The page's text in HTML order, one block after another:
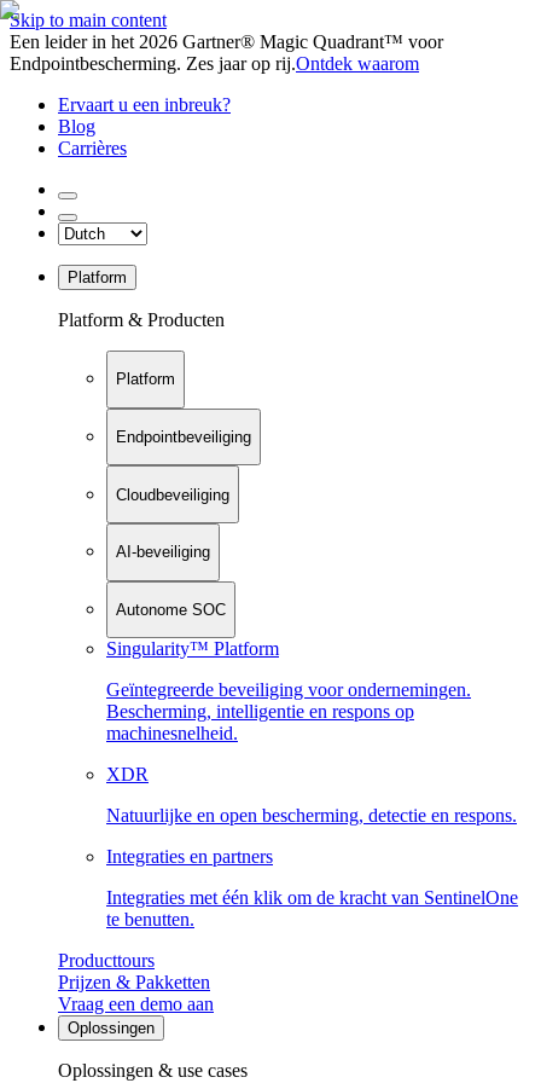
Skip to main content
Een leider in het 2026 Gartner® Magic Quadrant™ voor
Endpointbescherming. Zes jaar op rij.Ontdek waarom
Ervaart u een inbreuk?
Blog
Carrières
Platform
Platform & Producten
Platform
Endpointbeveiliging
Cloudbeveiliging
AI-beveiliging
Autonome SOC
Singularity™ Platform
Geïntegreerde beveiliging voor ondernemingen.
Bescherming, intelligentie en respons op
machinesnelheid.
XDR
Natuurlijke en open bescherming, detectie en respons.
Integraties en partners
Integraties met één klik om de kracht van SentinelOne
te benutten.
Producttours
Prijzen & Pakketten
Vraag een demo aan
Oplossingen
Oplossingen & use cases